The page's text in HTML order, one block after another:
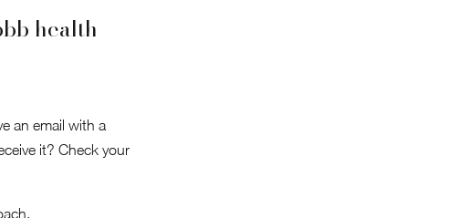
health
an email with a
it? Check your